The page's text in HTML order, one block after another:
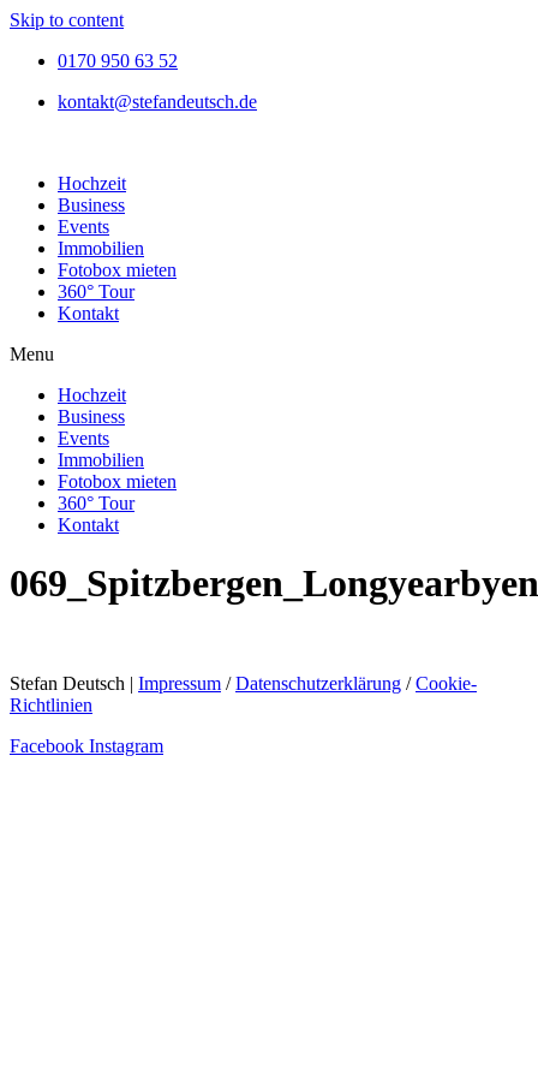
Skip to content
0170 950 63 52
kontakt@stefandeutsch.de
Hochzeit
Business
Events
Immobilien
Fotobox mieten
360° Tour
Kontakt
Menu
Hochzeit
Business
Events
Immobilien
Fotobox mieten
360° Tour
Kontakt
069_Spitzbergen_Longyearbyen
Stefan Deutsch | Impressum /Datenschutzerklärung /Cookie-
Richtlinien
Facebook Instagram